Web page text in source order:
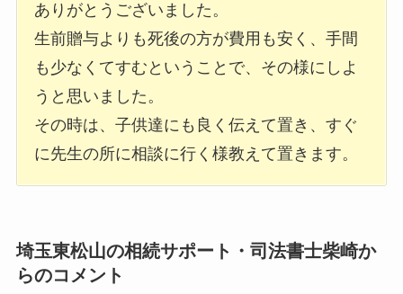
ありがとうございました。
生前贈与よりも死後の方が費用も安く、手間
も少なくてすむということで、その様にしよ
うと思いました。
その時は、子供達にも良く伝えて置き、すぐ
に先生の所に相談に行く様教えて置きます。
埼玉東松山の相続サポート・司法書士柴崎か
らのコメント